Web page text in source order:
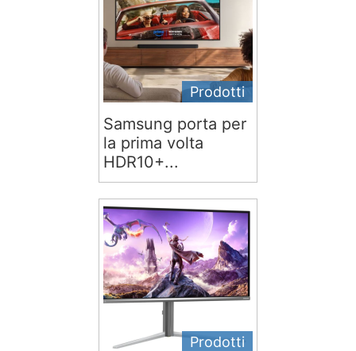
Prodotti
Samsung porta per
la prima volta
HDR10+...
Prodotti